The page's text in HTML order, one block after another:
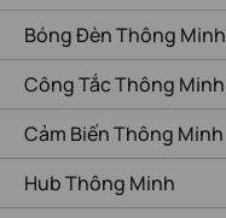
Bóng Đèn Thông Minh
Công Tắc Thông Minh
Cảm Biến Thông Minh
Hub Thông Minh